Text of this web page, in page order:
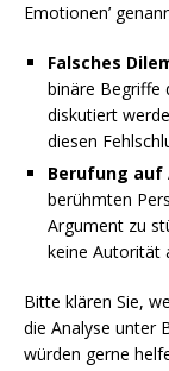
Emotionen’
Falsches
binäre Begriffe
diskutiert
diesen
Berufung
berühmten
Argument zu
keine Autorität
Bitte klären Sie,
die Analyse unter
würden gerne